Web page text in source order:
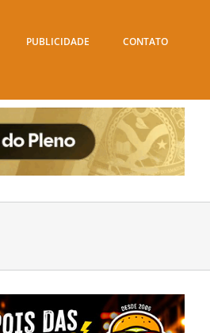
PUBLICIDADE CONTATO